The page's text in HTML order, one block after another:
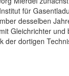
für
desselben
Gleichrichter
der dortigen